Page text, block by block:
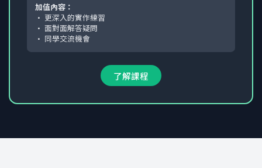
加值內容：
• 更深入的實作練習
• 面對面解答疑問
• 同學交流機會
了解課程